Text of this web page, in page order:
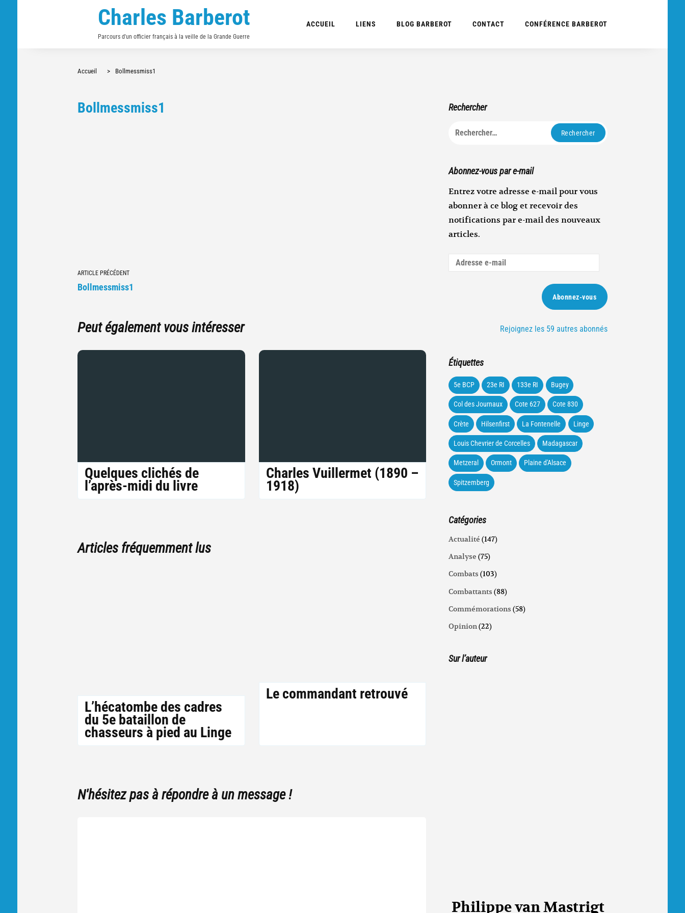
Charles Barberot
Parcours d'un officier français à la veille de la Grande Guerre
ACCUEIL LIENS BLOG BARBEROT CONTACT CONFÉRENCE BARBEROT
Accueil > Bollmessmiss1
Bollmessmiss1
Navigation
vers
ARTICLE PRÉCÉDENT
Bollmessmiss1
Peut également vous intéresser
Quelques clichés de
l’après-midi du livre
Charles Vuillermet (1890 –
1918)
Articles fréquemment lus
L’hécatombe des cadres
du 5e bataillon de
chasseurs à pied au Linge
Le commandant retrouvé
N'hésitez pas à répondre à un message !
Rechercher
Rechercher :
Abonnez-vous par e-mail
Entrez votre adresse e-mail pour vous
abonner à ce blog et recevoir des
notifications par e-mail des nouveaux
articles.
Adresse
Abonnez-vous
Rejoignez les 59 autres abonnés
Étiquettes
5e BCP 23e RI 133e RI Bugey
Col des Journaux Cote 627 Cote 830
Crète Hilsenfirst La Fontenelle Linge
Louis Chevrier de Corcelles Madagascar
Metzeral Ormont Plaine d'Alsace
Spitzemberg
Catégories
Actualité (147)
Analyse (75)
Combats (103)
Combattants (88)
Commémorations (58)
Opinion(22)
Sur l’auteur
Philippe van Mastrigt